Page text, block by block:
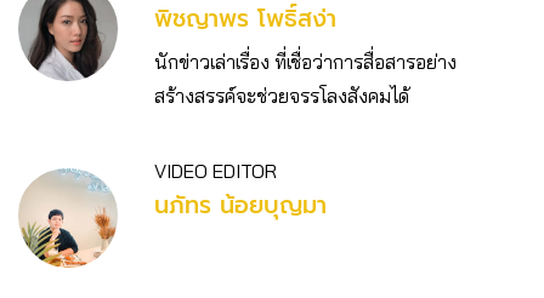
พิชญาพร โพธิ์สง่า
นักข่าวเล่าเรื่อง ที่เชื่อว่าการสื่อสารอย่าง
สร้างสรรค์จะช่วยจรรโลงสังคมได้
VIDEO EDITOR
นภัทร น้อยบุญมา